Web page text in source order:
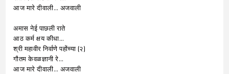
आज मारे दीवाली… अजवाली
अमास नेई पाछली राते
आठ कर्म क्षय कीधा…
श्री महावीर निर्वाणे पहोंच्या (२)
गौतम केवळज्ञानी रे…
आज मारे दीवाली… अजवाली